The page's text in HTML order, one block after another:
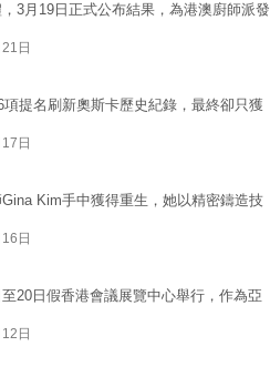
3月19日正式公布結果，為港澳廚師派發
日
提名刷新奧斯卡歷史紀錄，最終卻只獲
日
Kim手中獲得重生，她以精密鑄造技
日
20日假香港會議展覽中心舉行，作為亞
日